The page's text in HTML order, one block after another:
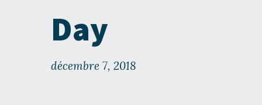
Day
décembre 7, 2018